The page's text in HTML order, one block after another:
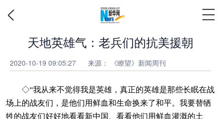
天地英雄气：老兵们的抗美援朝
2020-10-19 09:05:27 来源： 《瞭望》新闻周刊
◇“我从来不觉得我是英雄，真正的英雄是那些长眠在战
场上的战友们，是他们用鲜血和生命换来了和平。我要替牺
牲的战友们好好地看看新中国、看看他们用鲜血灌溉的土